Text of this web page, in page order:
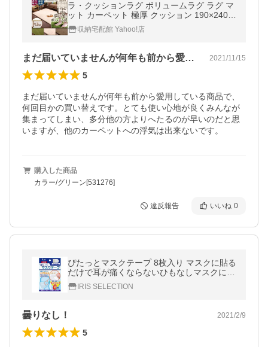
ラ・クッションラグ ボリュームラグ ラグ マ
ット カーペット 極厚 クッション 190×240c
収納宅配館 Yahoo!店
まだ届いていませんが何年も前から愛用し… 2021/11/15
5
まだ届いていませんが何年も前から愛用している商品で、
何回目かの買い替えです。とても使い心地が良くみんなが
集まってしまい、多分他の方よりへたるのが早いのだと思
いますが、他のカーペットへの浮気は出来ないです。
購入した商品
カラー/グリーン[531276]
違反報告 いいね 0
ぴたっとマスクテープ 8枚入り マスクに貼る
だけで耳が痛くならないひもなしマスクに！
美容室・美容院に行くときの紐なしマスクに
最適IRIS SELECTION
曇りなし！ 2021/2/9
5